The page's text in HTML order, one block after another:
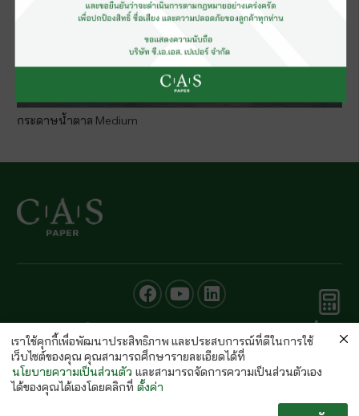
กระดาษน้ำตาล Medium
© CAS PAPER All rights Reserved
นโยบายคุ้มครองข้อมูลส่วนบุคคลของ (C.A.S. Privacy Policy)
พนักงานบริษัท
คำนวณ
กระดาษ
เราใช้คุกกี้เพื่อพัฒนาประสิทธิภาพ และประสบการณ์ที่ดีในการใช้
เว็บไซต์ของคุณ คุณสามารถศึกษารายละเอียดได้ที่
นโยบายความเป็นส่วนตัว และสามารถจัดการความเป็นส่วนตัวเอง
ได้ของคุณได้เองโดยคลิกที่ ตั้งค่า